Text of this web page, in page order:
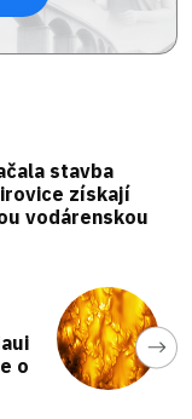
stavba
získají
vodárenskou
o